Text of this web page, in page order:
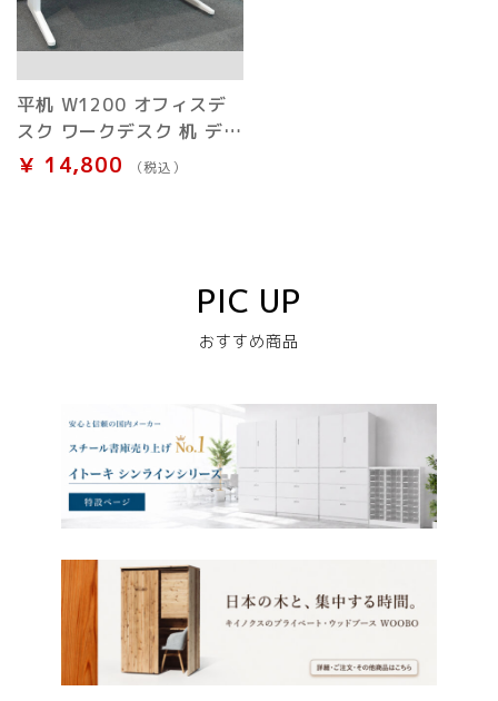
平机 W1200 オフィスデ
スク ワークデスク 机 デス
ク スチール 白 中古
￥ 14,800 （税込）
PIC UP
おすすめ商品